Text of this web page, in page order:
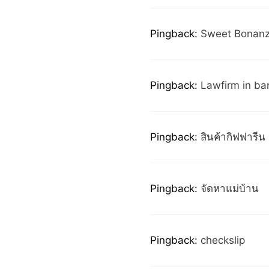
Pingback: Sweet
Pingback: Lawfirm in
Pingback: สินค้ากิฟฟารีน
Pingback: จัดหาแม่บ้าน
Pingback: checkslip